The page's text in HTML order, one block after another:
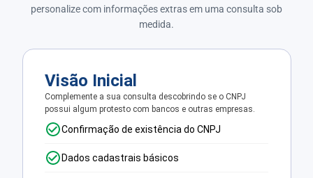
personalize com informações extras em uma consulta sob
medida.
Visão Inicial
Complemente a sua consulta descobrindo se o CNPJ
possui algum protesto com bancos e outras empresas.
Confirmação de existência do CNPJ
Dados cadastrais básicos